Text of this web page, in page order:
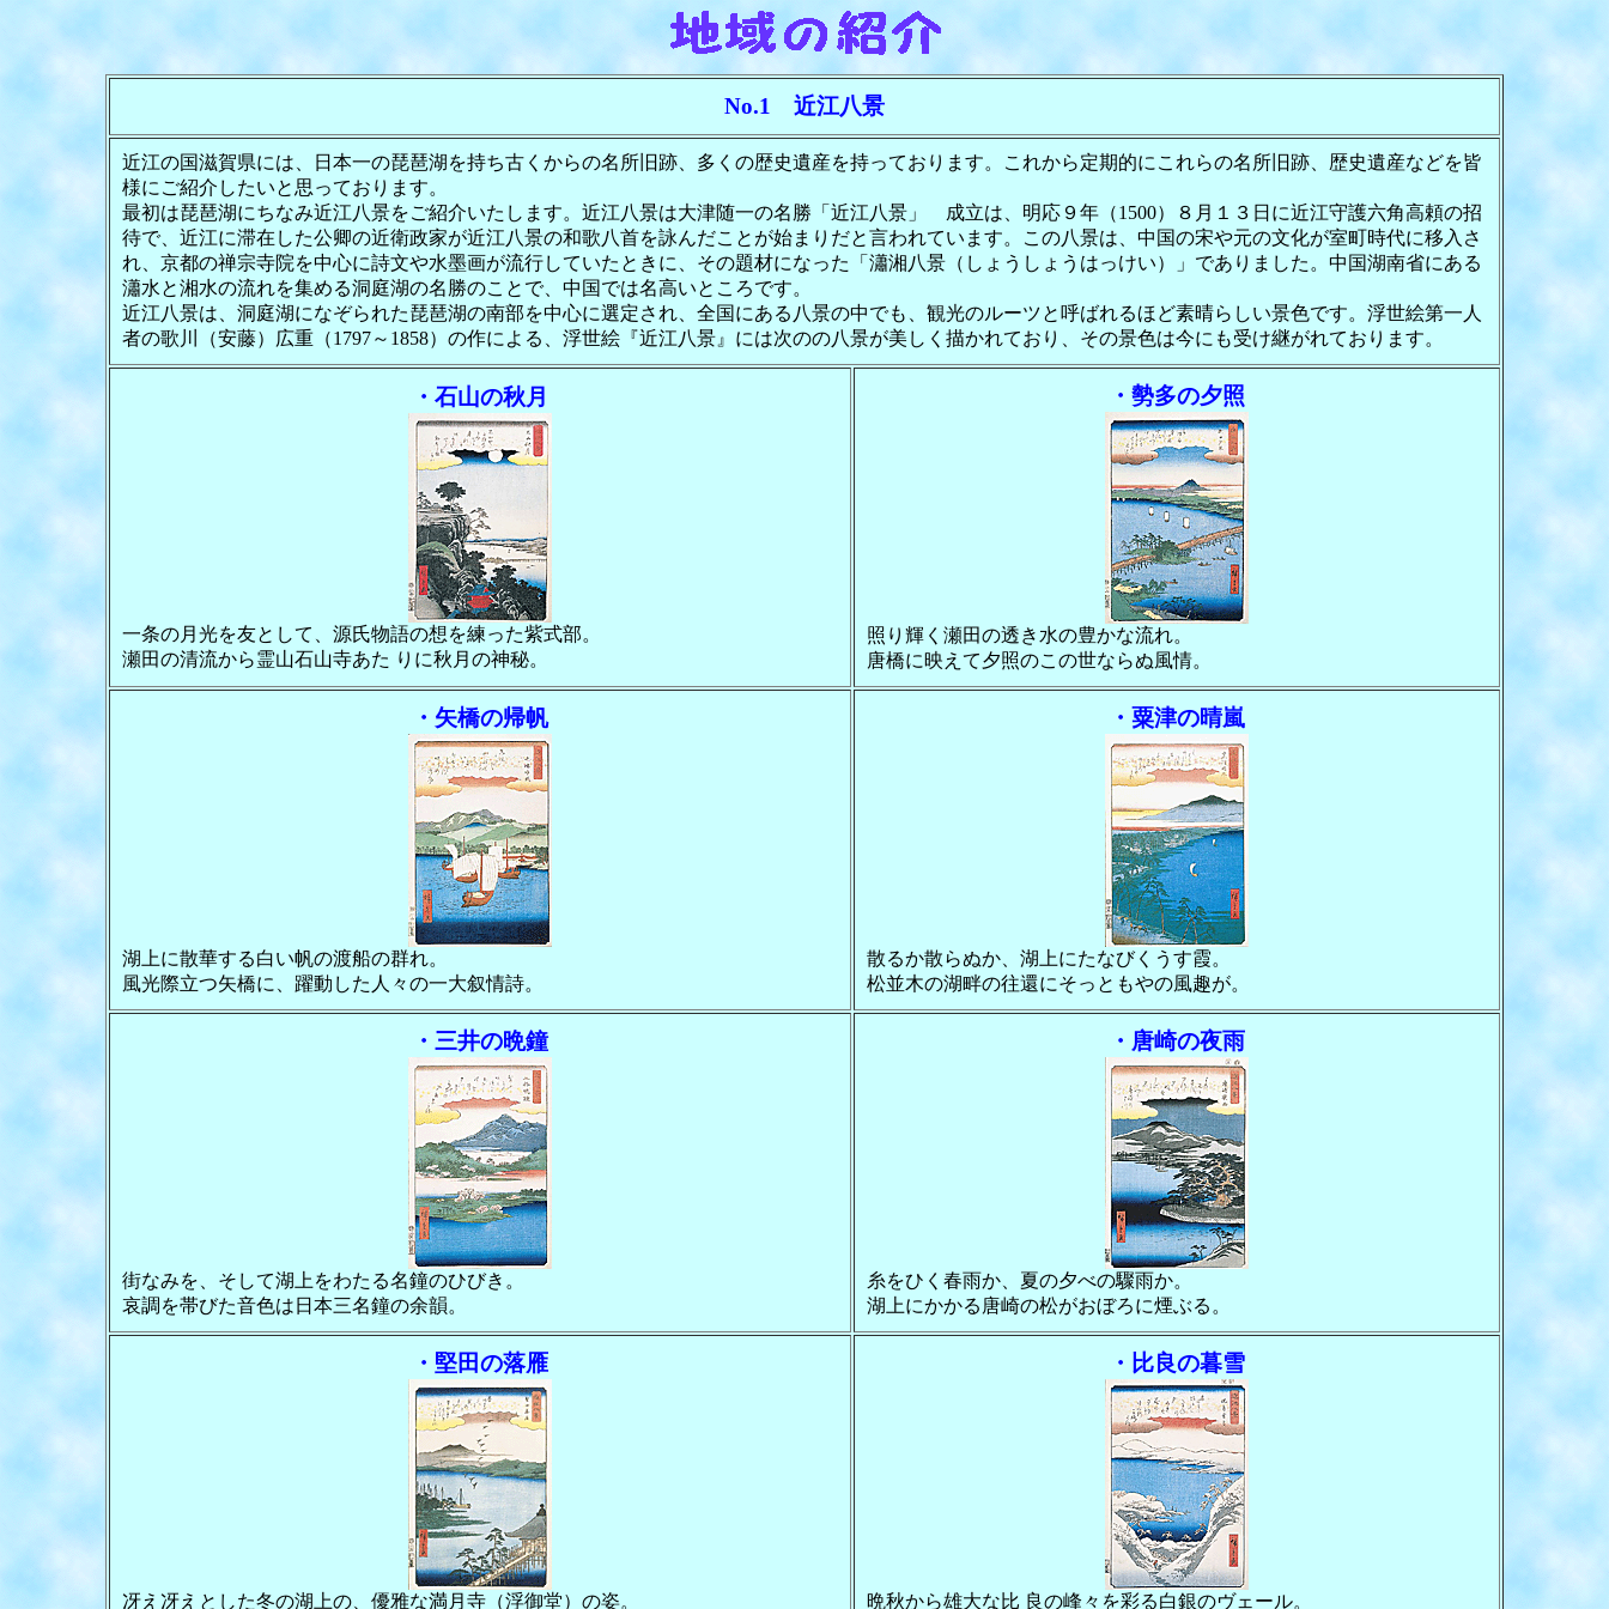
No.1 近江八景
近江の国滋賀県には、日本一の琵琶湖を持ち古くからの名所旧跡、多くの歴史遺産を持っております。これから定期的にこれらの名所旧跡、歴史遺産などを皆
様にご紹介したいと思っております。
最初は琵琶湖にちなみ近江八景をご紹介いたします。近江八景は大津随一の名勝「近江八景」 成立は、明応９年（1500）８月１３日に近江守護六角高頼の招
待で、近江に滞在した公卿の近衛政家が近江八景の和歌八首を詠んだことが始まりだと言われています。この八景は、中国の宋や元の文化が室町時代に移入さ
れ、京都の禅宗寺院を中心に詩文や水墨画が流行していたときに、その題材になった「瀟湘八景（しょうしょうはっけい）」でありました。中国湖南省にある
瀟水と湘水の流れを集める洞庭湖の名勝のことで、中国では名高いところです。
近江八景は、洞庭湖になぞられた琵琶湖の南部を中心に選定され、全国にある八景の中でも、観光のルーツと呼ばれるほど素晴らしい景色です。浮世絵第一人
者の歌川（安藤）広重（1797～1858）の作による、浮世絵『近江八景』には次のの八景が美しく描かれており、その景色は今にも受け継がれております。
・石山の秋月
一条の月光を友として、源氏物語の想を練った紫式部。
瀬田の清流から霊山石山寺あた りに秋月の神秘。
・勢多の夕照
照り輝く瀬田の透き水の豊かな流れ。
唐橋に映えて夕照のこの世ならぬ風情。
・矢橋の帰帆
湖上に散華する白い帆の渡船の群れ。
風光際立つ矢橋に、躍動した人々の一大叙情詩。
・粟津の晴嵐
散るか散らぬか、湖上にたなびくうす霞。
松並木の湖畔の往還にそっともやの風趣が。
・三井の晩鐘
街なみを、そして湖上をわたる名鐘のひびき。
哀調を帯びた音色は日本三名鐘の余韻。
・唐崎の夜雨
糸をひく春雨か、夏の夕べの驟雨か。
湖上にかかる唐崎の松がおぼろに煙ぶる。
・堅田の落雁
冴え冴えとした冬の湖上の、優雅な満月寺（浮御堂）の姿。
・比良の暮雪
晩秋から雄大な比 良の峰々を彩る白銀のヴェール。